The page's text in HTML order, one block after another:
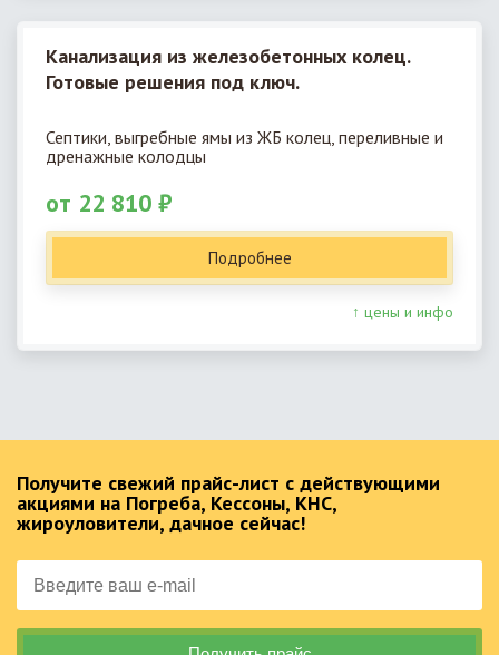
Канализация из железобетонных колец.
Готовые решения под ключ.
Септики, выгребные ямы из ЖБ колец, переливные и
дренажные колодцы
от 22 810 ₽
Подробнее
↑ цены и инфо
Получите свежий прайс-лист с действующими
акциями на Погреба, Кессоны, КНС,
жироуловители, дачное сейчас!